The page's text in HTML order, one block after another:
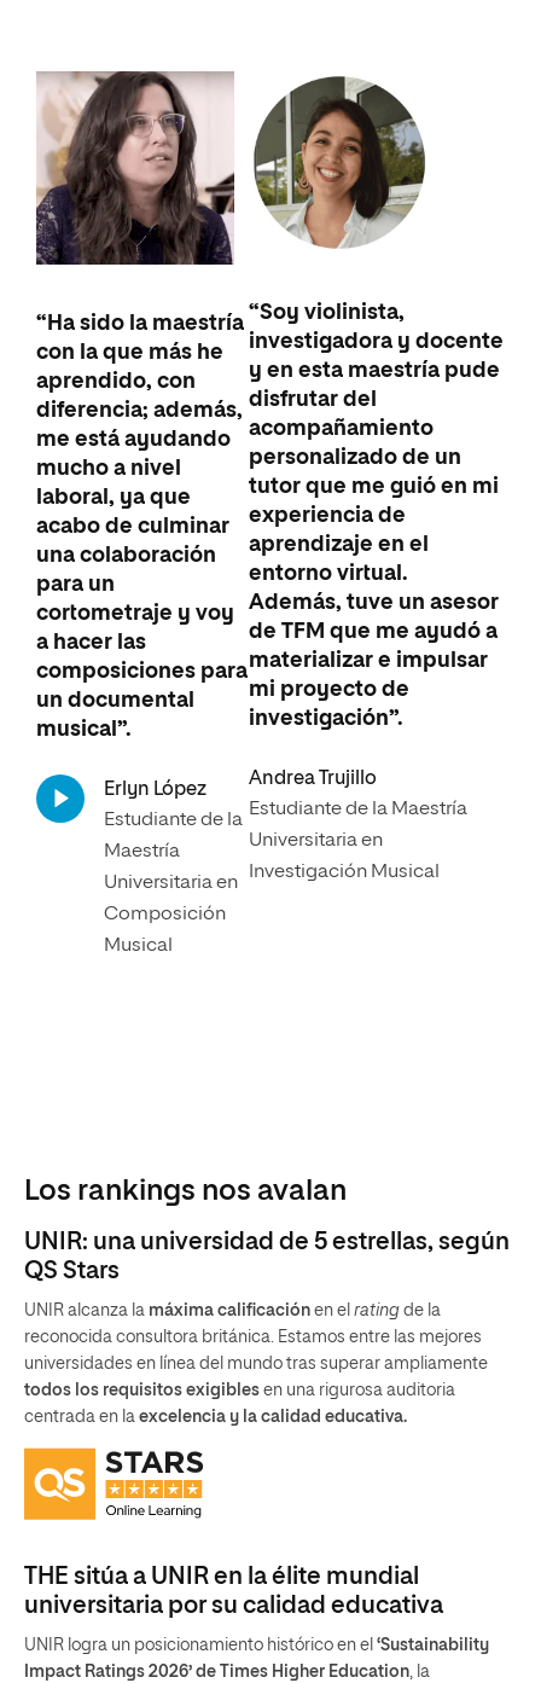
“Ha sido la maestría
con la que más he
aprendido, con
diferencia; además,
me está ayudando
mucho a nivel
laboral, ya que
acabo de culminar
una colaboración
para un
cortometraje y voy
a hacer las
composiciones para
un documental
musical”.
Erlyn López
Estudiante de la
Maestría
Universitaria en
Composición
Musical
“Soy violinista,
investigadora y docente
y en esta maestría pude
disfrutar del
acompañamiento
personalizado de un
tutor que me guió en mi
experiencia de
aprendizaje en el
entorno virtual.
Además, tuve un asesor
de TFM que me ayudó a
materializar e impulsar
mi proyecto de
investigación”.
Andrea Trujillo
Estudiante de la Maestría
Universitaria en
Investigación Musical
Los rankings nos avalan
UNIR: una universidad de 5 estrellas, según
QS Stars
UNIR alcanza la máxima calificación en el rating de la
reconocida consultora británica. Estamos entre las mejores
universidades en línea del mundo tras superar ampliamente
todos los requisitos exigibles en una rigurosa auditoria
centrada en la excelencia y la calidad educativa.
THE sitúa a UNIR en la élite mundial
universitaria por su calidad educativa
UNIR logra un posicionamiento histórico en el ‘Sustainability
Impact Ratings 2026’ de Times Higher Education, la